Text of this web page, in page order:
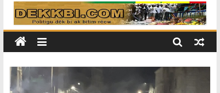
Pakistan et la Turquie signent un
accord de défense
RD Congo: Kinshasa interdit les
exportations de cuivre et de cobalt
production